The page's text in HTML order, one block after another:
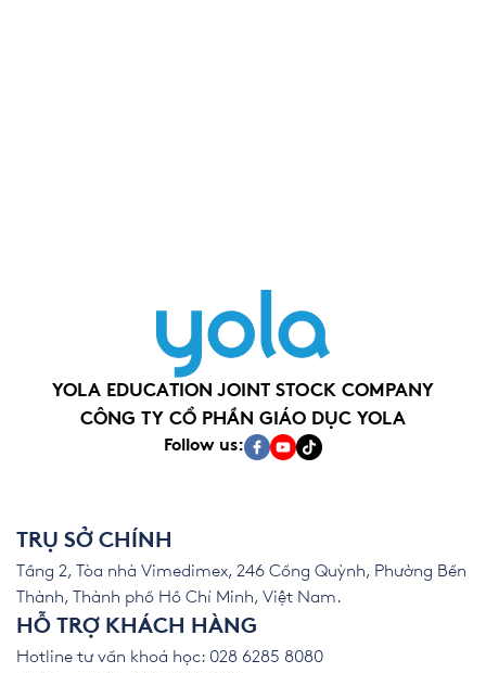
YOLA EDUCATION JOINT STOCK COMPANY
CÔNG TY CỔ PHẦN GIÁO DỤC YOLA
Follow us:
TRỤ SỞ CHÍNH
Tầng 2, Tòa nhà Vimedimex, 246 Cống Quỳnh, Phường Bến
Thành, Thành phố Hồ Chí Minh, Việt Nam.
HỖ TRỢ KHÁCH HÀNG
Hotline tư vấn khoá học: 028 6285 8080